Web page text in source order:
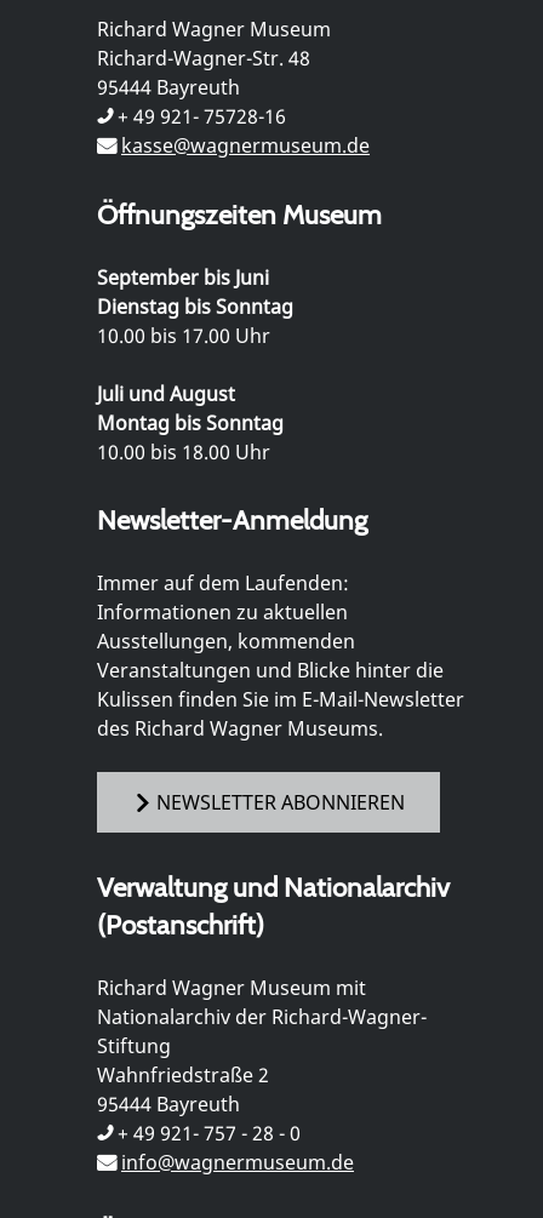
Richard Wagner Museum
Richard-Wagner-Str. 48
95444 Bayreuth
+ 49 921- 75728-16
kasse@wagnermuseum.de
Öffnungszeiten Museum
September bis Juni
Dienstag bis Sonntag
10.00 bis 17.00 Uhr
Juli und August
Montag bis Sonntag
10.00 bis 18.00 Uhr
Newsletter-Anmeldung
Immer auf dem Laufenden:
Informationen zu aktuellen
Ausstellungen, kommenden
Veranstaltungen und Blicke hinter die
Kulissen finden Sie im E-Mail-Newsletter
des Richard Wagner Museums.
NEWSLETTER ABONNIEREN
Verwaltung und Nationalarchiv
(Postanschrift)
Richard Wagner Museum mit
Nationalarchiv der Richard-Wagner-
Stiftung
Wahnfriedstraße 2
95444 Bayreuth
+ 49 921- 757 - 28 - 0
info@wagnermuseum.de